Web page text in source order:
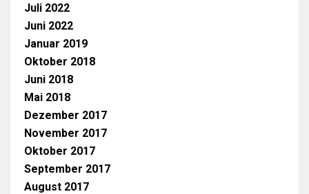
Juli 2022
Juni 2022
Januar 2019
Oktober 2018
Juni 2018
Mai 2018
Dezember 2017
November 2017
Oktober 2017
September 2017
August 2017